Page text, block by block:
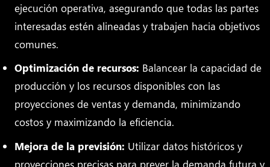
ejecución operativa, asegurando que todas las partes
interesadas estén alineadas y trabajen hacia objetivos
comunes.
Optimización de recursos: Balancear la capacidad de
producción y los recursos disponibles con las
proyecciones de ventas y demanda, minimizando
costos y maximizando la eficiencia.
Mejora de la previsión: Utilizar datos históricos y
proyecciones precisas para prever la demanda futura y